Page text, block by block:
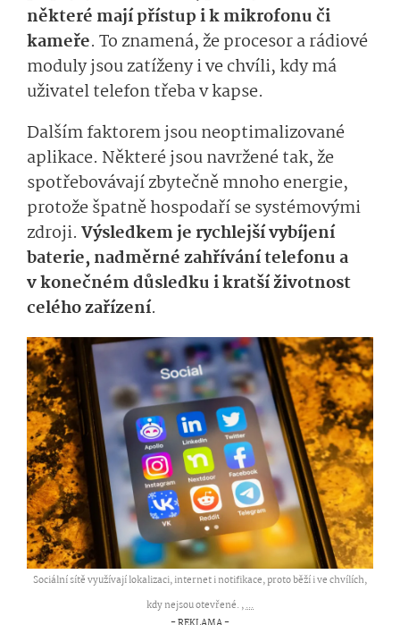
některé mají přístup i k mikrofonu či
kameře. To znamená, že procesor a rádiové
moduly jsou zatíženy i ve chvíli, kdy má
uživatel telefon třeba v kapse.
Dalším faktorem jsou neoptimalizované
aplikace. Některé jsou navržené tak, že
spotřebovávají zbytečně mnoho energie,
protože špatně hospodaří se systémovými
zdroji. Výsledkem je rychlejší vybíjení
baterie, nadměrné zahřívání telefonu a
v konečném důsledku i kratší životnost
celého zařízení.
Sociální sítě využívají lokalizaci, internet i notifikace, proto běží i ve chvílích,
kdy nejsou otevřené. ,...